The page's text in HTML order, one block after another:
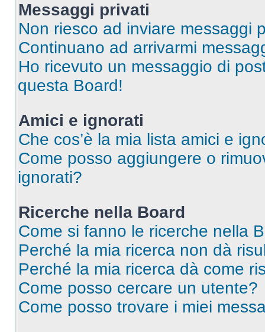
Messaggi privati
Non riesco ad inviare messaggi
Continuano ad arrivarmi
Ho ricevuto un messaggio di
questa Board!
Amici e ignorati
Che cos’è la mia lista amici e
Come posso aggiungere o
ignorati?
Ricerche nella Board
Come si fanno le ricerche nella
Perché la mia ricerca non dà
Perché la mia ricerca dà come
Come posso cercare un utente?
Come posso trovare i miei